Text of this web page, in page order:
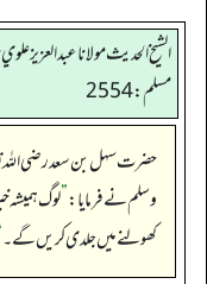
الشيخ الحديث مولانا عبدالعزيز
مسلم: 2554
حضرت سہل بن سعد رضی اللہ
وسلم نے فرمایا:”لوگ
کھولنے میں جلدی کریں گے۔